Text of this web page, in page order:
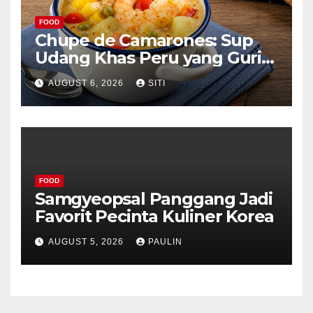
FOOD
Chupe de Camarones: Sup
Udang Khas Peru yang Gurih
Lezat
AUGUST 6, 2026 SITI
FOOD
Samgyeopsal Panggang Jadi
Favorit Pecinta Kuliner Korea
AUGUST 5, 2026 PAULIN